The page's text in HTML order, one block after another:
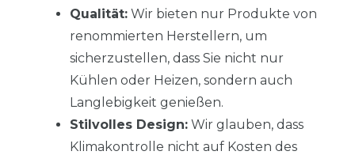
Qualität: Wir bieten nur Produkte von
renommierten Herstellern, um
sicherzustellen, dass Sie nicht nur
Kühlen oder Heizen, sondern auch
Langlebigkeit genießen.
Stilvolles Design: Wir glauben, dass
Klimakontrolle nicht auf Kosten des